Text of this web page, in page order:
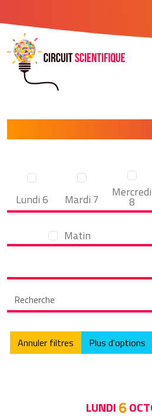
Lundi 6 Mardi 7 Mercredi
8
Matin
Annuler filtres Plus d'options
LUNDI6